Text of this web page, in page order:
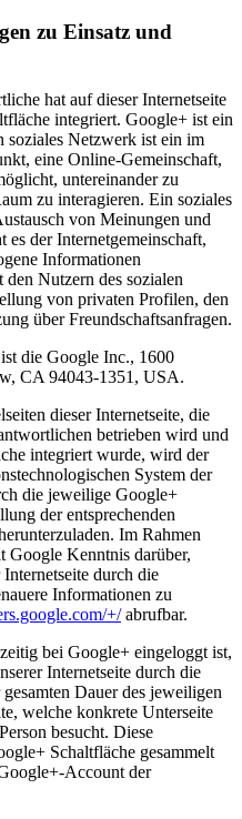
zu Einsatz und
hat auf dieser Internetseite
integriert. Google+ ist ein
soziales Netzwerk ist ein im
eine Online-Gemeinschaft,
untereinander zu
zu interagieren. Ein soziales
von Meinungen und
der Internetgemeinschaft,
Informationen
Nutzern des sozialen
von privaten Profilen, den
über Freundschaftsanfragen.
die Google Inc., 1600
CA 94043-1351, USA.
dieser Internetseite, die
betrieben wird und
integriert wurde, wird der
System der
die jeweilige Google+
der entsprechenden
Im Rahmen
Google Kenntnis darüber,
durch die
Informationen zu
+/abrufbar.
bei Google+ eingeloggt ist,
Internetseite durch die
Dauer des jeweiligen
welche konkrete Unterseite
besucht. Diese
Schaltfläche gesammelt
Account der